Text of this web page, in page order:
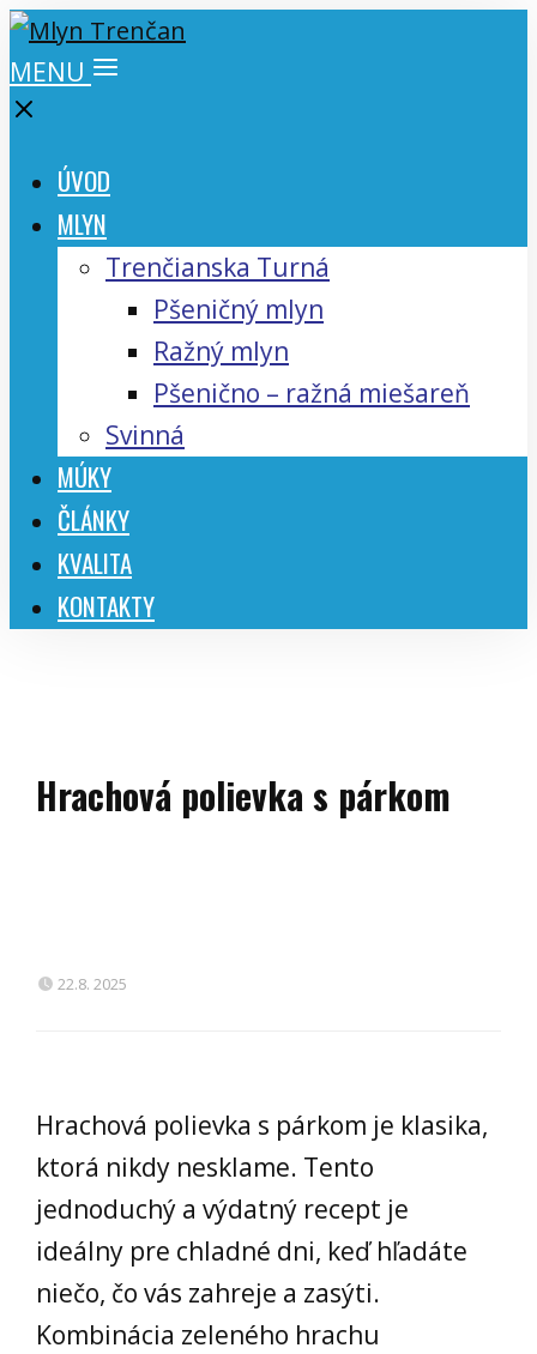
MENU
ÚVOD
MLYN
Trenčianska Turná
Pšeničný mlyn
Ražný mlyn
Pšenično – ražná miešareň
Svinná
MÚKY
ČLÁNKY
KVALITA
KONTAKTY
Hrachová polievka s párkom
22.8. 2025
Hrachová polievka s párkom je klasika,
ktorá nikdy nesklame. Tento
jednoduchý a výdatný recept je
ideálny pre chladné dni, keď hľadáte
niečo, čo vás zahreje a zasýti.
Kombinácia zeleného hrachu